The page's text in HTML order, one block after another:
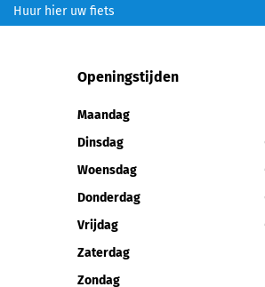
Huur hier uw fiets
Openingstijden
Maandag
Dinsdag
Woensdag
Donderdag
Vrijdag
Zaterdag
Zondag